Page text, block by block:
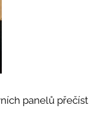
panelů přečíst